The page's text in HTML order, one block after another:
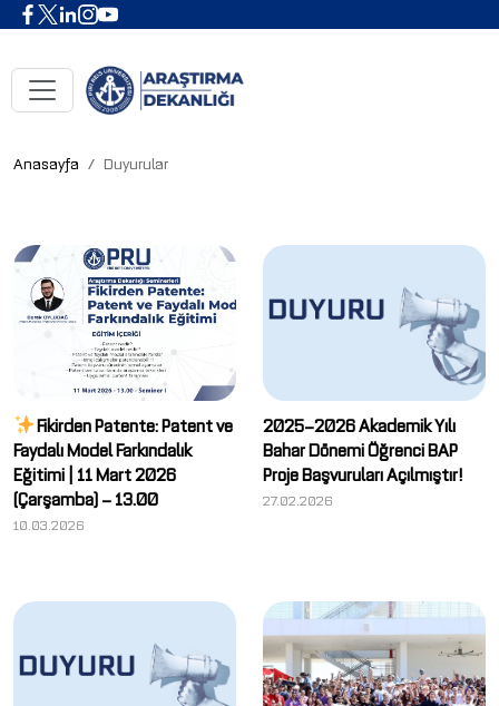
Anasayfa Duyurular
Fikirden Patente: Patent ve
Faydalı Model Farkındalık
Eğitimi | 11 Mart 2026
(Çarşamba) – 13.00
10.03.2026
2025–2026 Akademik Yılı
Bahar Dönemi Öğrenci BAP
Proje Başvuruları Açılmıştır!
27.02.2026